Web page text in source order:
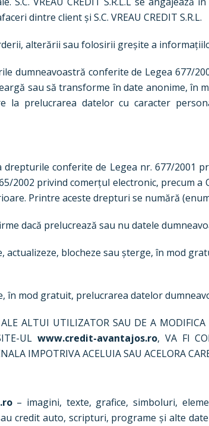
dintre client și S.C. VREAU CREDIT S.R.L.
alterării sau folosirii greșite a
dumneavoastră conferite de Legea
sau să transforme în date anonime,
la prelucrarea datelor cu caracter
drepturile conferite de Legea nr. 677/
2002 privind comerțul electronic, precum
Printre aceste drepturi se numără
dacă prelucrează sau nu datele
actualizeze, blocheze sau șterge, în
în mod gratuit, prelucrarea datelor
ALE ALTUI UTILIZATOR SAU DE A
UL www.credit-avantajos.ro, VA FI
IMPOTRIVA ACELUIA SAU ACELORA
– imagini, texte, grafice, simboluri,
credit auto, scripturi, programe și alte date